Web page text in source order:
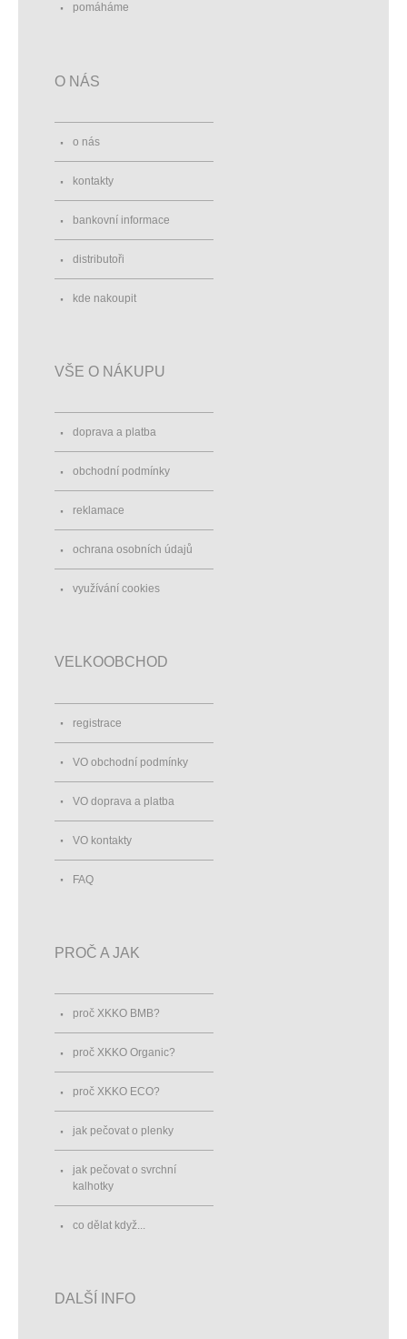
pomáháme
O NÁS
o nás
kontakty
bankovní informace
distributoři
kde nakoupit
VŠE O NÁKUPU
doprava a platba
obchodní podmínky
reklamace
ochrana osobních údajů
využívání cookies
VELKOOBCHOD
registrace
VO obchodní podmínky
VO doprava a platba
VO kontakty
FAQ
PROČ A JAK
proč XKKO BMB?
proč XKKO Organic?
proč XKKO ECO?
jak pečovat o plenky
jak pečovat o svrchní
kalhotky
co dělat když...
DALŠÍ INFO